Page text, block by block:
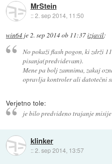
MrStein
::2. sep 2014, 11:50
win64 je2. sep 2014 ob 11:37izjavil:
No pokaži flash pogon, ki zdrži
pisanja(predvidevam).
Mene pa bolj zamnima, zakaj
opravlja kontroler ali datotečni
Verjetno tole:
je bilo predvideno trajanje
klinker
::2. sep 2014, 13:57